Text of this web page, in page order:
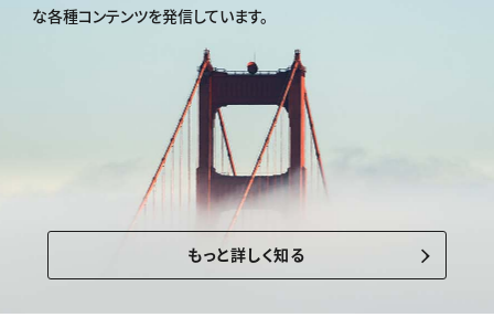
な各種コンテンツを発信しています。
もっと詳しく知る